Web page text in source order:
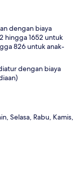
dengan biaya
hingga 1652 untuk
826 untuk anak-
dengan biaya
Selasa, Rabu, Kamis,